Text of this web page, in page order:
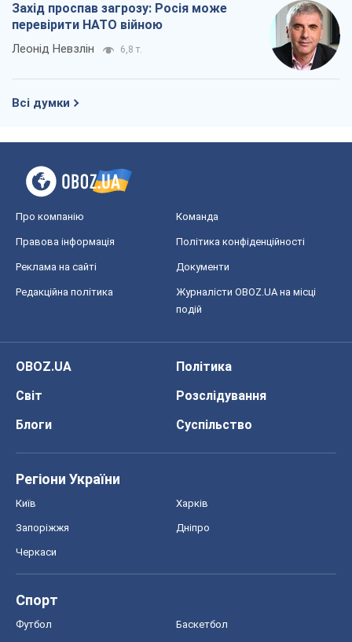
Захід проспав загрозу: Росія може
перевірити НАТО війною
Леонід Невзлін 6,8 т.
Всі думки
Про компанію Команда
Правова інформація Політика конфіденційності
Реклама на сайті Документи
Редакційна політика
Журналісти OBOZ.UA на місці
подій
OBOZ.UA
Політика
Світ
Розслідування
Блоги
Суспільство
Регіони України
Київ Харків
Запоріжжя Дніпро
Черкаси
Спорт
Футбол Баскетбол